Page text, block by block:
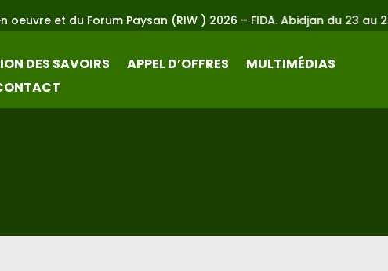
(RIW ) 2026 – FIDA. Abidjan du 23 au 25 Juin 2026
DES SAVOIRS APPEL D’OFFRES
MULTIMÉDIAS